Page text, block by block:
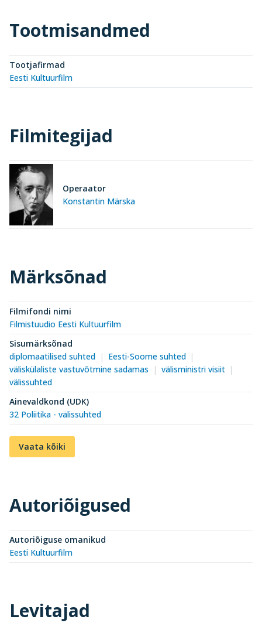
Tootmisandmed
Tootjafirmad
Eesti Kultuurfilm
Filmitegijad
Konstantin Märska
Operaator
Märksõnad
Filmifondi nimi
Filmistuudio Eesti Kultuurfilm
Sisumärksõnad
diplomaatilised suhted
Eesti-Soome suhted
väliskülaliste vastuvõtmine sadamas
välisministri visiit
välissuhted
Ainevaldkond (UDK)
32 Poliitika - välissuhted
Vaata kõiki
Autoriõigused
Autoriõiguse omanikud
Eesti Kultuurfilm
Levitajad